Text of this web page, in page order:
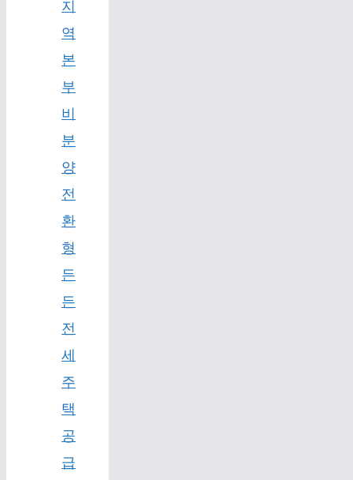
지
역
본
부
비
분
양
전
환
형
든
든
전
세
주
택
공
급